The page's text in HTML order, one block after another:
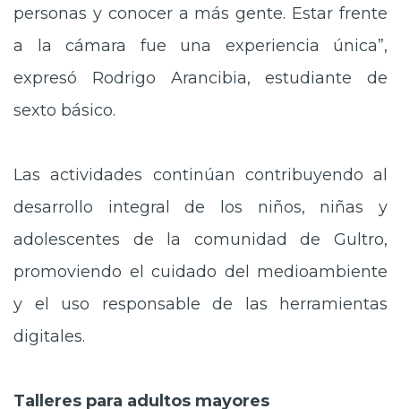
personas y conocer a más gente. Estar frente
a la cámara fue una experiencia única”,
expresó Rodrigo Arancibia, estudiante de
sexto básico.
Las actividades continúan contribuyendo al
desarrollo integral de los niños, niñas y
adolescentes de la comunidad de Gultro,
promoviendo el cuidado del medioambiente
y el uso responsable de las herramientas
digitales.
Talleres para adultos mayores